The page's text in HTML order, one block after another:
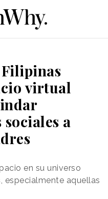
Filipinas
virtual
a
en su universo
especialmente aquellas